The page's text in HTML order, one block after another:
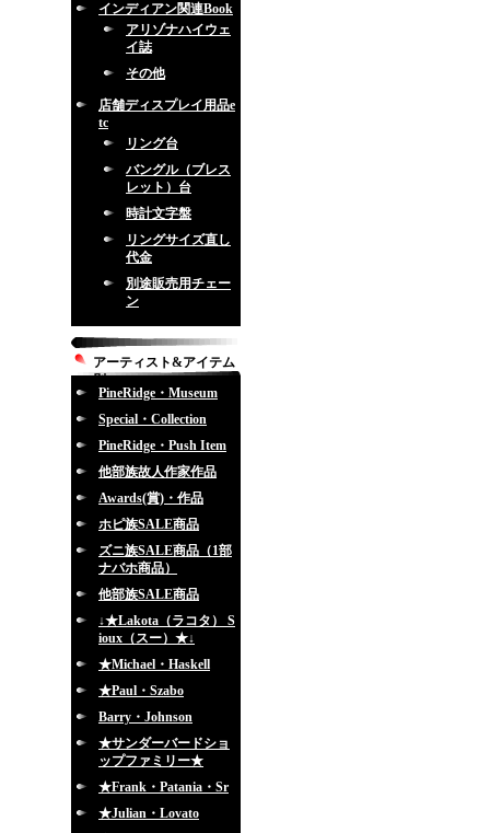
インディアン関連Book
アリゾナハイウェ
イ誌
その他
店舗ディスプレイ用品e
tc
リング台
バングル（ブレス
レット）台
時計文字盤
リングサイズ直し
代金
別途販売用チェー
ン
アーティスト&アイテム
別
PineRidge・Museum
Special・Collection
PineRidge・Push Item
他部族故人作家作品
Awards(賞)・作品
ホピ族SALE商品
ズニ族SALE商品（1部
ナバホ商品）
他部族SALE商品
↓★Lakota（ラコタ） S
ioux（スー）★↓
★Michael・Haskell
★Paul・Szabo
Barry・Johnson
★サンダーバードショ
ップファミリー★
★Frank・Patania・Sr
★Julian・Lovato